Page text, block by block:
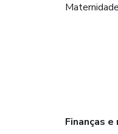
Maternidade
Finanças